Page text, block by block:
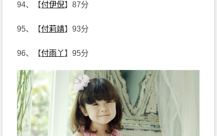
94、【付伊倪】87分
95、【付莉靖】93分
96、【付雨丫】95分